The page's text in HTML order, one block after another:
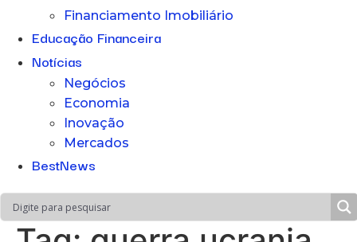
Financiamento Imobiliário
Educação Financeira
Notícias
Negócios
Economia
Inovação
Mercados
BestNews